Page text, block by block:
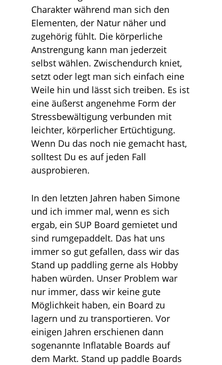
Charakter während man sich den
Elementen, der Natur näher und
zugehörig fühlt. Die körperliche
Anstrengung kann man jederzeit
selbst wählen. Zwischendurch kniet,
setzt oder legt man sich einfach eine
Weile hin und lässt sich treiben. Es ist
eine äußerst angenehme Form der
Stressbewältigung verbunden mit
leichter, körperlicher Ertüchtigung.
Wenn Du das noch nie gemacht hast,
solltest Du es auf jeden Fall
ausprobieren.
In den letzten Jahren haben Simone
und ich immer mal, wenn es sich
ergab, ein SUP Board gemietet und
sind rumgepaddelt. Das hat uns
immer so gut gefallen, dass wir das
Stand up paddling gerne als Hobby
haben würden. Unser Problem war
nur immer, dass wir keine gute
Möglichkeit haben, ein Board zu
lagern und zu transportieren. Vor
einigen Jahren erschienen dann
sogenannte Inflatable Boards auf
dem Markt. Stand up paddle Boards